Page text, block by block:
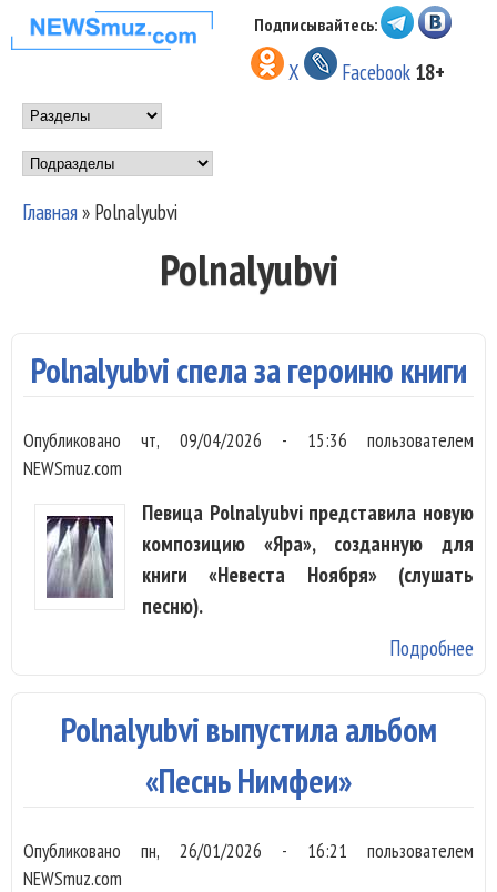
Перейти к основному
содержанию
НОВОСТИ
МУЗЫКИ И
ШОУ БИЗНЕСА
NEWSMUZ.COM
Подписывайтесь:
X Facebook 18+
Main menu
Подразделы
Главная» Polnalyubvi
Polnalyubvi
Polnalyubvi спела за героиню книги
Опубликованочт, 09/04/2026 - 15:36 пользователем
NEWSmuz.com
Певица Polnalyubvi представила новую
композицию «Яра», созданную для
книги «Невеста Ноября» (слушать
песню).
Подробнее
Polnalyubvi выпустила альбом
«Песнь Нимфеи»
Опубликованопн, 26/01/2026 - 16:21 пользователем
NEWSmuz.com